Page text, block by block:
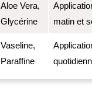
Aloe Vera,
Glycérine
matin et
Vaseline,
Paraffine